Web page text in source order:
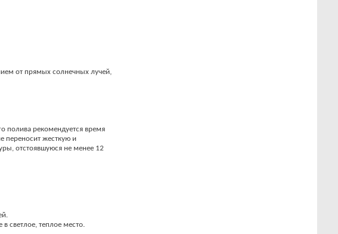
от прямых солнечных лучей,
полива рекомендуется время
переносит жесткую и
отстоявшуюся не менее 12
светлое, теплое место.